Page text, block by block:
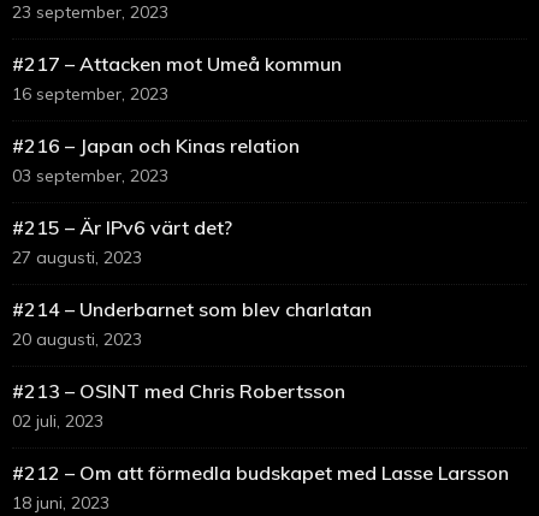
23 september, 2023
#217 – Attacken mot Umeå kommun
16 september, 2023
#216 – Japan och Kinas relation
03 september, 2023
#215 – Är IPv6 värt det?
27 augusti, 2023
#214 – Underbarnet som blev charlatan
20 augusti, 2023
#213 – OSINT med Chris Robertsson
02 juli, 2023
#212 – Om att förmedla budskapet med Lasse Larsson
18 juni, 2023